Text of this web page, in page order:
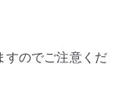
すのでご注意くだ